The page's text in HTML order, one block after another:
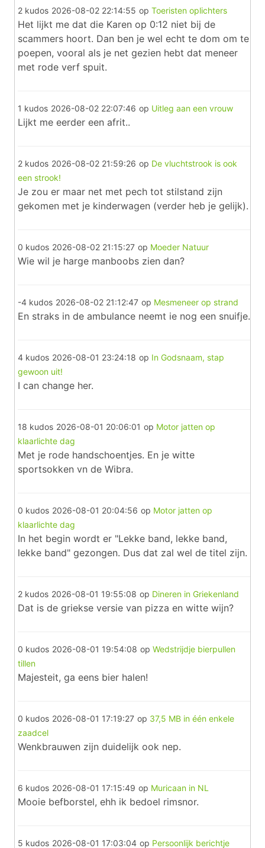
2 kudos 2026-08-02 22:14:55 op Toeristen oplichters
Het lijkt me dat die Karen op 0:12 niet bij de
scammers hoort. Dan ben je wel echt te dom om te
poepen, vooral als je net gezien hebt dat meneer
met rode verf spuit.
1 kudos 2026-08-02 22:07:46 op Uitleg aan een vrouw
Lijkt me eerder een afrit..
2 kudos 2026-08-02 21:59:26 op De vluchtstrook is ook
een strook!
Je zou er maar net met pech tot stilstand zijn
gekomen met je kinderwagen (verder heb je gelijk).
0 kudos 2026-08-02 21:15:27 op Moeder Natuur
Wie wil je harge manboobs zien dan?
-4 kudos 2026-08-02 21:12:47 op Mesmeneer op strand
En straks in de ambulance neemt ie nog een snuifje.
4 kudos 2026-08-01 23:24:18 op In Godsnaam, stap
gewoon uit!
I can change her.
18 kudos 2026-08-01 20:06:01 op Motor jatten op
klaarlichte dag
Met je rode handschoentjes. En je witte
sportsokken vn de Wibra.
0 kudos 2026-08-01 20:04:56 op Motor jatten op
klaarlichte dag
In het begin wordt er "Lekke band, lekke band,
lekke band" gezongen. Dus dat zal wel de titel zijn.
2 kudos 2026-08-01 19:55:08 op Dineren in Griekenland
Dat is de griekse versie van pizza en witte wijn?
0 kudos 2026-08-01 19:54:08 op Wedstrijdje bierpullen
tillen
Majesteit, ga eens bier halen!
0 kudos 2026-08-01 17:19:27 op 37,5 MB in één enkele
zaadcel
Wenkbrauwen zijn duidelijk ook nep.
6 kudos 2026-08-01 17:15:49 op Muricaan in NL
Mooie befborstel, ehh ik bedoel rimsnor.
5 kudos 2026-08-01 17:03:04 op Persoonlijk berichtje